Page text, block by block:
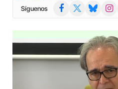
Síguenos Facebook Bluesky